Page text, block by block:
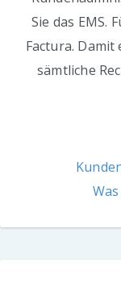
Sie das EMS.
Factura.
sämtliche